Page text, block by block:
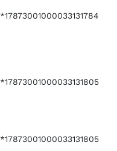
*17873001000033131784
*17873001000033131805
*17873001000033131805